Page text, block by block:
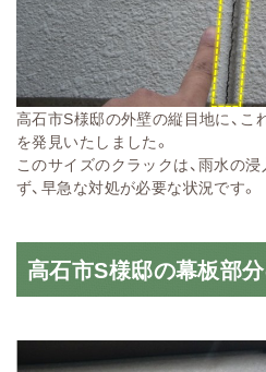
高石市S様邸の外壁の縦目地に、こ
を発見いたしました。
このサイズのクラックは、雨水の
ず、早急な対処が必要な状況です。
高石市S様邸の幕板部